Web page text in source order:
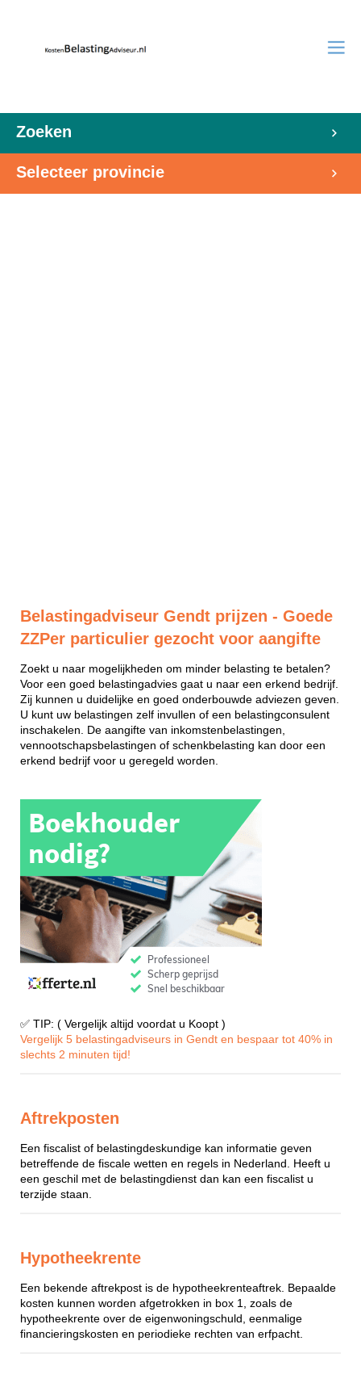
Zoeken
Selecteer provincie
Belastingadviseur Gendt prijzen - Goede
ZZPer particulier gezocht voor aangifte
Zoekt u naar mogelijkheden om minder belasting te betalen?
Voor een goed belastingadvies gaat u naar een erkend bedrijf.
Zij kunnen u duidelijke en goed onderbouwde adviezen geven.
U kunt uw belastingen zelf invullen of een belastingconsulent
inschakelen. De aangifte van inkomstenbelastingen,
vennootschapsbelastingen of schenkbelasting kan door een
erkend bedrijf voor u geregeld worden.
✅ TIP: ( Vergelijk altijd voordat u Koopt )
Vergelijk 5 belastingadviseurs in Gendt en bespaar tot 40% in
slechts 2 minuten tijd!
Aftrekposten
Een fiscalist of belastingdeskundige kan informatie geven
betreffende de fiscale wetten en regels in Nederland. Heeft u
een geschil met de belastingdienst dan kan een fiscalist u
terzijde staan.
Hypotheekrente
Een bekende aftrekpost is de hypotheekrenteaftrek. Bepaalde
kosten kunnen worden afgetrokken in box 1, zoals de
hypotheekrente over de eigenwoningschuld, eenmalige
financieringskosten en periodieke rechten van erfpacht.